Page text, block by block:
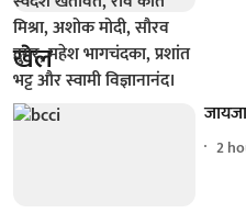
खेल
2